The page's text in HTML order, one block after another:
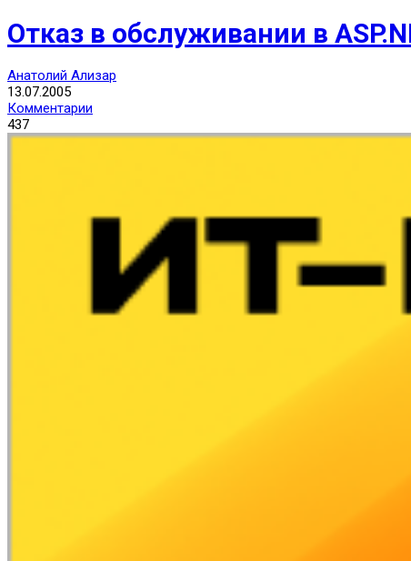
Отказ в обслуживании в
Анатолий Ализар
13.07.2005
Комментарии
437